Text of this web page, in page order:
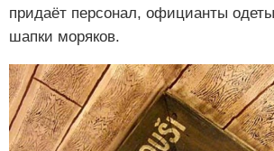
придаёт персонал, официанты
шапки моряков.